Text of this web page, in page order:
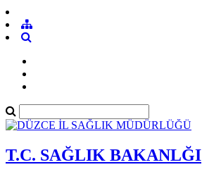
T.C. SAĞLIK BAKANLĞI